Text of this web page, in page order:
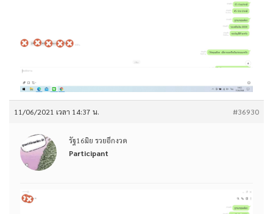
11/06/2021 เวลา 14:37 น. #36930
รัฐ16มิย รวยอีกงวด
Participant